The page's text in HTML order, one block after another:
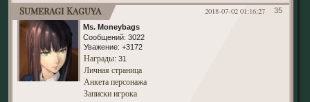
35
2018-07-02 01:16:27
Sumeragi Kaguya
Ms. Moneybags
Сообщений: 3022
Уважение: +3172
Награды: 31
Личная страница
Анкета персонажа
Записки игрока